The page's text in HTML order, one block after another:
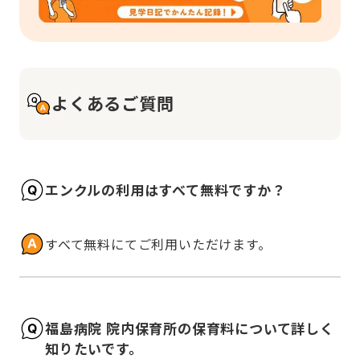
よくあるご質問
エンクルの利用はすべて無料ですか？
すべて無料にてご利用いただけます。
福島病院 院内保育所の保育料について詳しく
知りたいです。